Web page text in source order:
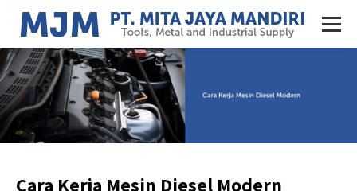
Cara Kerja Mesin Diesel Modern